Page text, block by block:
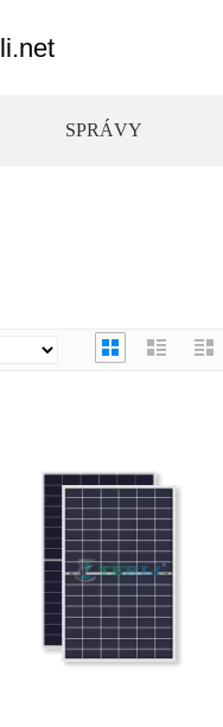
SPRÁVY